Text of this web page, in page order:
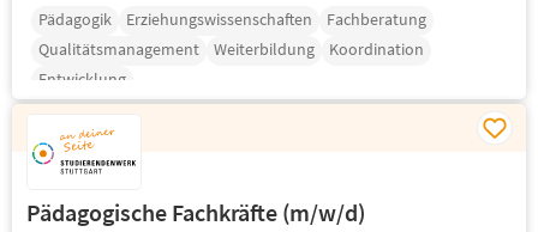
Pädagogik Erziehungswissenschaften
Fachberatung
Qualitätsmanagement
Weiterbildung
Koordination
Entwicklung
Pädagogische Fachkräfte (m/w/d)